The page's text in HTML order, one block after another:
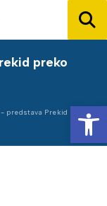
preko
predstava Prekid preko